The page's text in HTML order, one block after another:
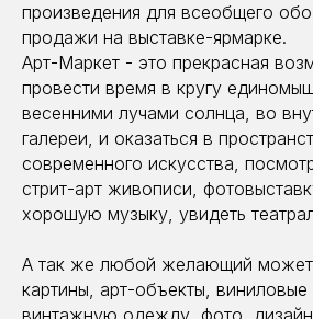
произведения для всеобщего
продажи на выставке-ярмарке.
Арт-Маркет - это прекрасная
провести время в кругу
весенними лучами солнца, во
галереи, и оказаться в
современного искусства,
стрит-арт живописи,
хорошую музыку, увидеть
А так же любой желающий может
картины, арт-объекты,